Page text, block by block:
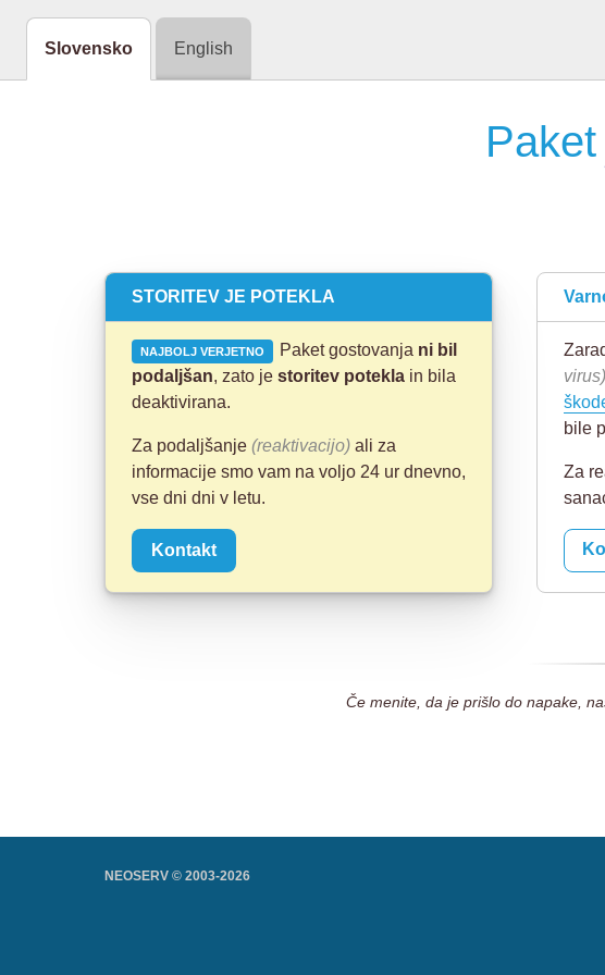
Slovensko English
Paket
STORITEV JE POTEKLA
NAJBOLJ VERJETNO Paket gostovanja ni bil
podaljšan, zato je storitev potekla in bila
deaktivirana.
Za podaljšanje (reaktivacijo) ali za
informacije smo vam na voljo 24 ur dnevno,
vse dni dni v letu.
Kontakt
virus)
bile
Za
Če menite, da je prišlo do napake,
NEOSERV © 2003-2026